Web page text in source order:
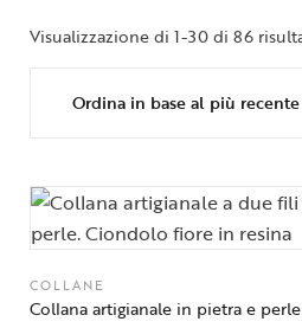
Visualizzazione di 1-30 di 86
COLLANE
Collana artigianale in pietra e